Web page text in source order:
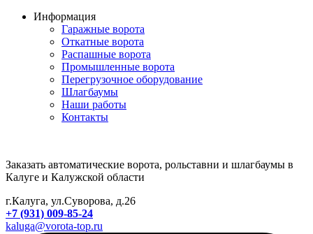
Информация
Гаражные ворота
Откатные ворота
Распашные ворота
Промышленные ворота
Перегрузочное оборудование
Шлагбаумы
Наши работы
Контакты
Заказать автоматические ворота, рольставни и шлагбаумы в
Калуге и Калужской области
г.Калуга, ул.Суворова, д.26
+7 (931) 009-85-24
kaluga@vorota-top.ru